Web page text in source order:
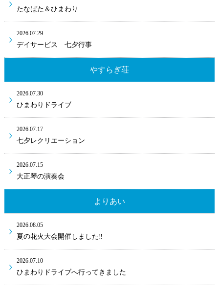
たなばた＆ひまわり
2026.07.29
デイサービス 七夕行事
やすらぎ荘
2026.07.30
ひまわりドライブ
2026.07.17
七夕レクリエーション
2026.07.15
大正琴の演奏会
よりあい
2026.08.05
夏の花火大会開催しました‼
2026.07.10
ひまわりドライブへ行ってきました